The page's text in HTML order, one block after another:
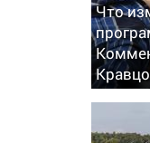
Что